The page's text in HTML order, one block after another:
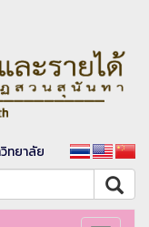
ทยาลัย